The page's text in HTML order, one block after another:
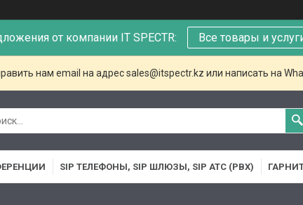
от компании IT SPECTR: Все товары и
нам email на адрес sales@itspectr.kz или написать на
SIP ТЕЛЕФОНЫ, SIP ШЛЮЗЫ, SIP АТС (PBX)